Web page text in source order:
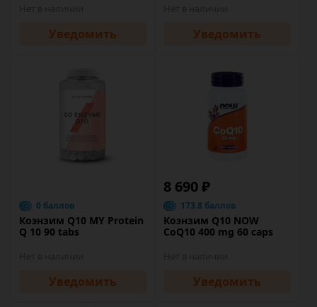
Уведомить Уведомить
0 баллов
Коэнзим Q10 MY Protein
Q 10 90 tabs
Уведомить
8 690 ₽
173.8 баллов
Коэнзим Q10 NOW
CoQ10 400 mg 60 caps
Уведомить